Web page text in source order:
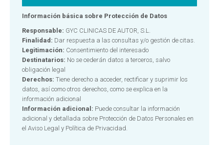
Información básica sobre Protección de Datos
Responsable: GYC CLINICAS DE AUTOR, S.L.
Finalidad: Dar respuesta a las consultas y/o gestión de citas.
Legitimación: Consentimiento del interesado
Destinatarios: No se cederán datos a terceros, salvo
obligación legal
Derechos: Tiene derecho a acceder, rectificar y suprimir los
datos, así como otros derechos, como se explica en la
información adicional
Información adicional: Puede consultar la información
adicional y detallada sobre Protección de Datos Personales en
el Aviso Legal y Política de Privacidad.